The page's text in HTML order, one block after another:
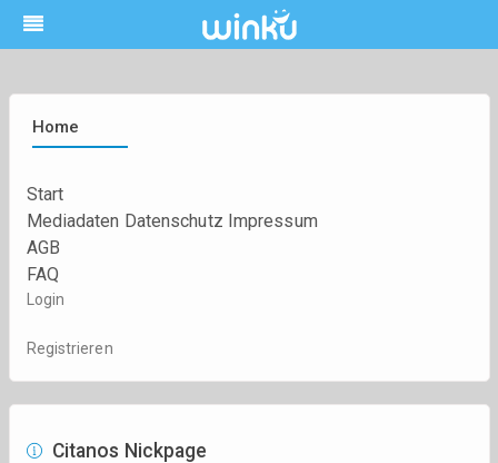
Home
Start
Mediadaten Datenschutz Impressum
AGB
FAQ
Login
Registrieren
Citanos Nickpage